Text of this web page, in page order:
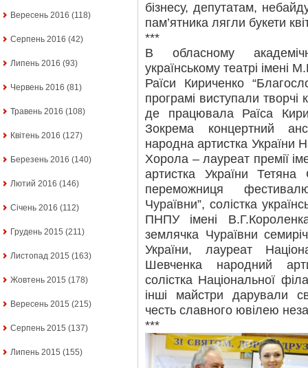
Вересень 2016 (118)
Серпень 2016 (42)
Липень 2016 (93)
Червень 2016 (81)
Травень 2016 (108)
Квітень 2016 (127)
Березень 2016 (140)
Лютий 2016 (146)
Січень 2016 (112)
Грудень 2015 (211)
Листопад 2015 (163)
Жовтень 2015 (178)
Вересень 2015 (215)
Серпень 2015 (137)
Липень 2015 (155)
бізнесу, депутатам,
пам’ятника лягли букети
***
В обласному
українському театрі імені
Раїси Кириченко
програмі виступали творчі
де працювала Раїса
Зокрема концертний
народна артистка України
Хорола – лауреат премії
артистка України Тетяна
переможниця
Чураївни”, солістка
ПНПУ імені
землячка Чураївни
України, лауреат
Шевченка народний
солістка Національної
інші майстри дарували
честь славного ювілею
***